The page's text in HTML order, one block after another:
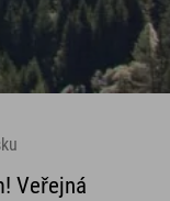
Veřejná